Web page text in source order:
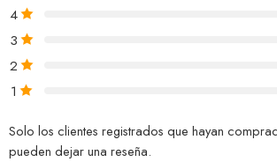
4
3
2
1
Solo los clientes registrados que hayan
pueden dejar una reseña.